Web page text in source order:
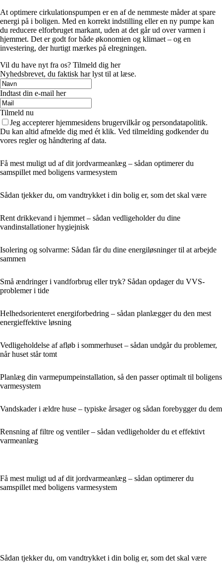
At optimere cirkulationspumpen er en af de nemmeste måder at spare
energi på i boligen. Med en korrekt indstilling eller en ny pumpe kan
du reducere elforbruget markant, uden at det går ud over varmen i
hjemmet. Det er godt for både økonomien og klimaet – og en
investering, der hurtigt mærkes på elregningen.
Vil du have nyt fra os? Tilmeld dig her
Nyhedsbrevet, du faktisk har lyst til at læse.
Indtast din e-mail her
Tilmeld nu
Jeg accepterer hjemmesidens brugervilkår og persondatapolitik.
Du kan altid afmelde dig med ét klik. Ved tilmelding godkender du
vores regler og håndtering af data.
Få mest muligt ud af dit jordvarmeanlæg – sådan optimerer du
samspillet med boligens varmesystem
Sådan tjekker du, om vandtrykket i din bolig er, som det skal være
Rent drikkevand i hjemmet – sådan vedligeholder du dine
vandinstallationer hygiejnisk
Isolering og solvarme: Sådan får du dine energiløsninger til at arbejde
sammen
Små ændringer i vandforbrug eller tryk? Sådan opdager du VVS-
problemer i tide
Helhedsorienteret energiforbedring – sådan planlægger du den mest
energieffektive løsning
Vedligeholdelse af afløb i sommerhuset – sådan undgår du problemer,
når huset står tomt
Planlæg din varmepumpeinstallation, så den passer optimalt til boligens
varmesystem
Vandskader i ældre huse – typiske årsager og sådan forebygger du dem
Rensning af filtre og ventiler – sådan vedligeholder du et effektivt
varmeanlæg
Få mest muligt ud af dit jordvarmeanlæg – sådan optimerer du
samspillet med boligens varmesystem
Sådan tjekker du, om vandtrykket i din bolig er, som det skal være